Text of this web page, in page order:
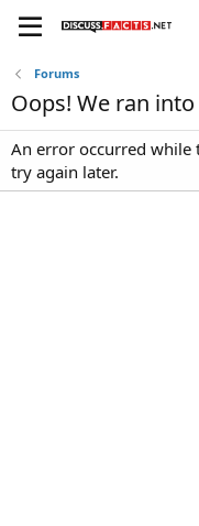
Forums
Oops! We ran
An error occurred while
try again later.